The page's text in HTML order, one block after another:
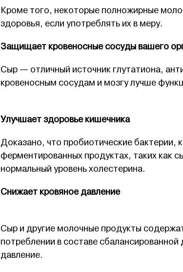
Кроме того, некоторые полножирные
здоровья, если употреблять их в меру.
Защищает кровеносные сосуды вашего
Сыр — отличный источник глутатиона,
кровеносным сосудам и мозгу лучше
Улучшает здоровье кишечника
Доказано, что пробиотические бактерии,
ферментированных продуктах, таких как
нормальный уровень холестерина.
Снижает кровяное давление
Сыр и другие молочные продукты
потреблении в составе
давление.